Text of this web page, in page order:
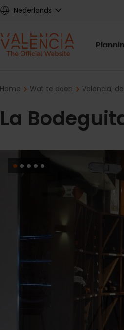
Nederlands
Breadcrumb
Home Wat te doen Valencia,
La